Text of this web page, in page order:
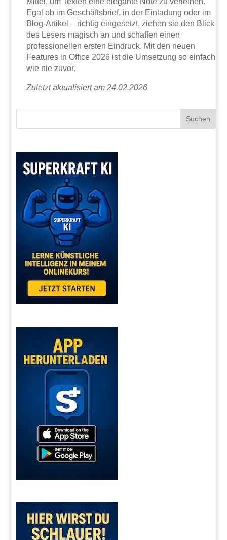
Egal ob im Geschäftsbrief, in der Einladung oder im
Blog-Artikel – richtig eingesetzt, ziehen sie den Blick
des Lesers magisch an und schaffen einen
professionellen ersten Eindruck. Mit den neuen
Features in Office 2026 ist die Umsetzung so einfach
wie nie zuvor.
Zuletzt aktualisiert am 24.02.2026